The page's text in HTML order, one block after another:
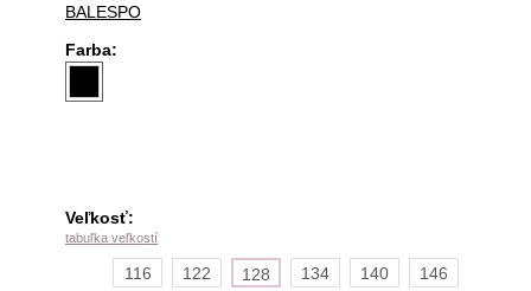
BALESPO
Farba:
Veľkosť:
tabuľka veľkostí
116 122 128 134 140 146